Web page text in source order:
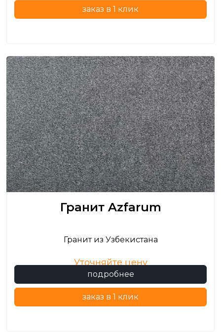
заказ в 1 клик
Гранит Azfarum
Гранит из Узбекистана
Уточняйте цену
подробнее
заказ в 1 клик